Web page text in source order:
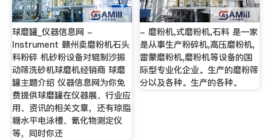
球磨罐_仪器信息网 -
Instrument 赣州卖磨粉机石头
料粉碎 机砂粉设备对辊制沙振
动筛洗砂机球磨机经销商 球磨
罐主题介绍 仪器信息网为你免
费提供球磨罐在仪器展、行业应
用、资讯的相关文章，还有琼脂
糖水平电泳槽、氰化物测定仪
等，同时你还
- 磨粉机,式磨粉机,石料 是一家
是从事生产粉碎机,高压磨粉机,
雷蒙磨粉机,磨粉机等设备的国
际型专业化企业。生产的磨粉筛
分以及各种。生产的各种。